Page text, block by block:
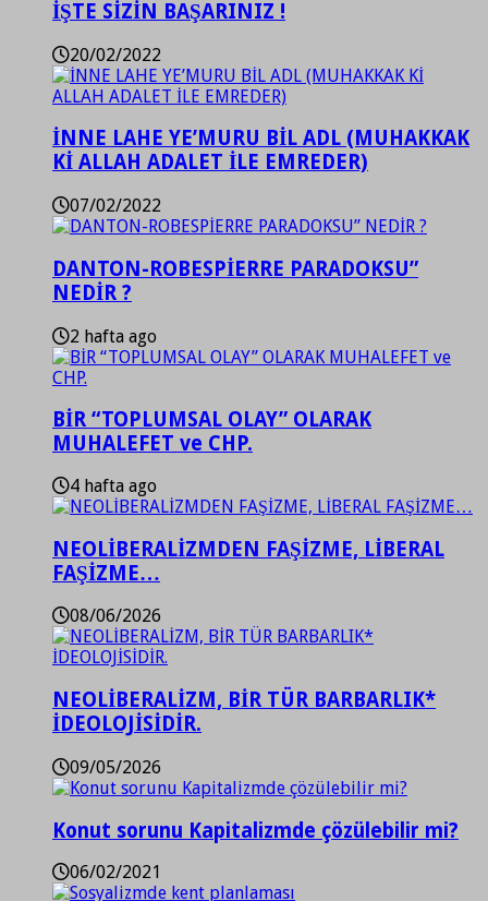
İŞTE SİZİN BAŞARINIZ !
20/02/2022
İNNE LAHE YE’MURU BİL ADL (MUHAKKAK
Kİ ALLAH ADALET İLE EMREDER)
07/02/2022
DANTON-ROBESPİERRE PARADOKSU”
NEDİR ?
2 hafta ago
BİR “TOPLUMSAL OLAY” OLARAK
MUHALEFET ve CHP.
4 hafta ago
NEOLİBERALİZMDEN FAŞİZME, LİBERAL
FAŞİZME…
08/06/2026
NEOLİBERALİZM, BİR TÜR BARBARLIK*
İDEOLOJİSİDİR.
09/05/2026
Konut sorunu Kapitalizmde çözülebilir mi?
06/02/2021